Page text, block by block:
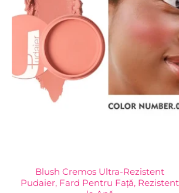
Blush Cremos Ultra-Rezistent
Pudaier, Fard Pentru Față, Rezistent